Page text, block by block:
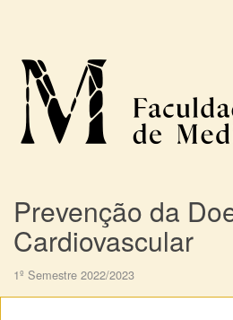
Prevenção da
Cardiovascular
1º Semestre 2022/2023